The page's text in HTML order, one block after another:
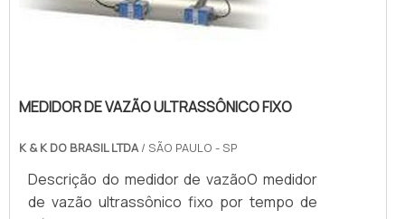
MEDIDOR DE VAZÃO ULTRASSÔNICO FIXO
K & K DO BRASIL LTDA/ SÃO PAULO - SP
Descrição do medidor de vazãoO medidor
de vazão ultrassônico fixo por tempo de